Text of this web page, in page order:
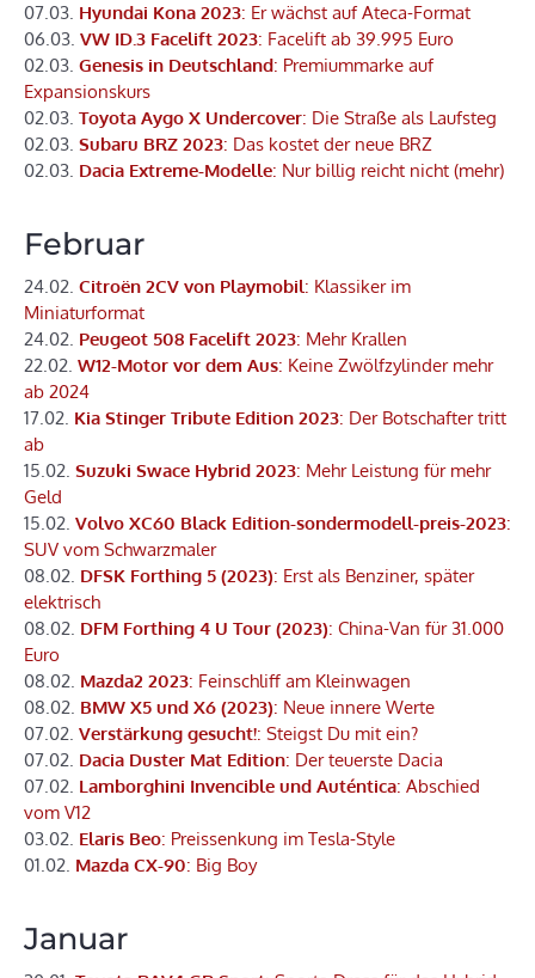
07.03. Hyundai Kona 2023: Er wächst auf Ateca-Format
06.03. VW ID.3 Facelift 2023: Facelift ab 39.995 Euro
02.03. Genesis in Deutschland: Premiummarke auf
Expansionskurs
02.03. Toyota Aygo X Undercover: Die Straße als Laufsteg
02.03. Subaru BRZ 2023: Das kostet der neue BRZ
02.03. Dacia Extreme-Modelle: Nur billig reicht nicht (mehr)
Februar
24.02. Citroën 2CV von Playmobil: Klassiker im
Miniaturformat
24.02. Peugeot 508 Facelift 2023: Mehr Krallen
22.02. W12-Motor vor dem Aus: Keine Zwölfzylinder mehr
ab 2024
17.02. Kia Stinger Tribute Edition 2023: Der Botschafter tritt
ab
15.02. Suzuki Swace Hybrid 2023: Mehr Leistung für mehr
Geld
15.02. Volvo XC60 Black Edition-sondermodell-preis-2023:
SUV vom Schwarzmaler
08.02. DFSK Forthing 5 (2023): Erst als Benziner, später
elektrisch
08.02. DFM Forthing 4 U Tour (2023): China-Van für 31.000
Euro
08.02. Mazda2 2023: Feinschliff am Kleinwagen
08.02. BMW X5 und X6 (2023): Neue innere Werte
07.02. Verstärkung gesucht!: Steigst Du mit ein?
07.02. Dacia Duster Mat Edition: Der teuerste Dacia
07.02. Lamborghini Invencible und Auténtica: Abschied
vom V12
03.02. Elaris Beo: Preissenkung im Tesla-Style
01.02. Mazda CX-90: Big Boy
Januar